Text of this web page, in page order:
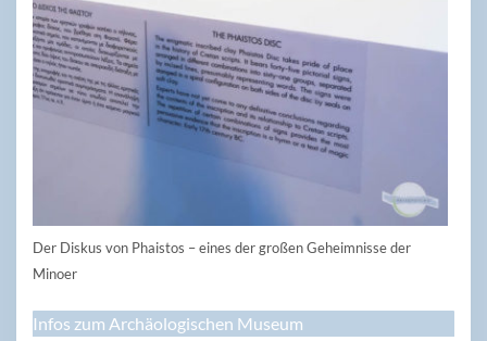
Der Diskus von Phaistos – eines der großen Geheimnisse der
Minoer
Infos zum Archäologischen Museum